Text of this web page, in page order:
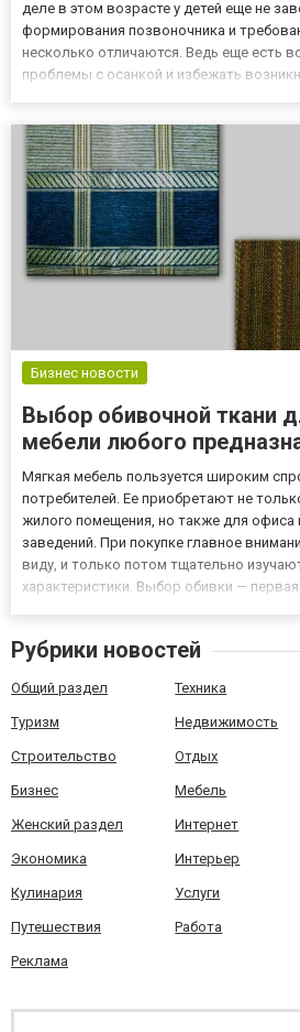
деле в этом возрасте у детей еще не
формирования позвоночника и
несколько отличаются. Ведь еще есть
проблемы с осанкой и избежать
критериях выбо...
Бизнес новости
Выбор обивочной ткани
мебели любого
Мягкая мебель пользуется широким
потребителей. Ее приобретают не
жилого помещения, но также для офиса
заведений. При покупке главное
виду, и только потом тщательно
характеристики. Выбор обивки —
мебели https://w...
Рубрики новостей
Общий раздел Техника
Туризм Недвижимость
Строительство Отдых
Бизнес Мебель
Женский раздел Интернет
Экономика Интерьер
Кулинария Услуги
Путешествия Работа
Реклама